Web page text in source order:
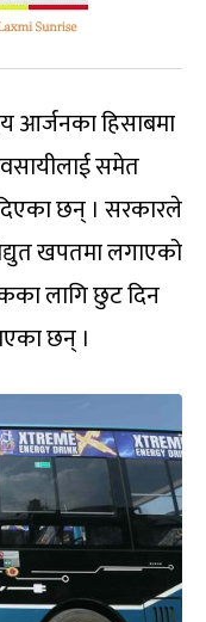
आर्जनका हिसाबमा
समेत
छन् । सरकारले
खपतमा लगाएको
लागि छुट दिन
छन् ।